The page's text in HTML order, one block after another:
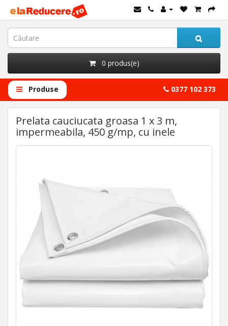
0 produs(e)
Produse 0377 102 373
Prelata cauciucata groasa 1 x 3 m,
impermeabila, 450 g/mp, cu inele